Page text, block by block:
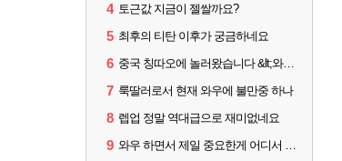
4 토근값 지금이 젤쌀까요?
5 최후의 티탄 이후가 궁금하네요
6 중국 칭따오에 놀러왔습니다 &lt;와우 피규어&gt;
7 룩딸러로서 현재 와우에 불만중 하나
8 렙업 정말 역대급으로 재미없네요
9 와우 하면서 제일 중요한게 어디서 포기해야 할지 정하는거임